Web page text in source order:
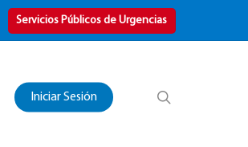
Servicios Públicos de Urgencias
Iniciar Sesión